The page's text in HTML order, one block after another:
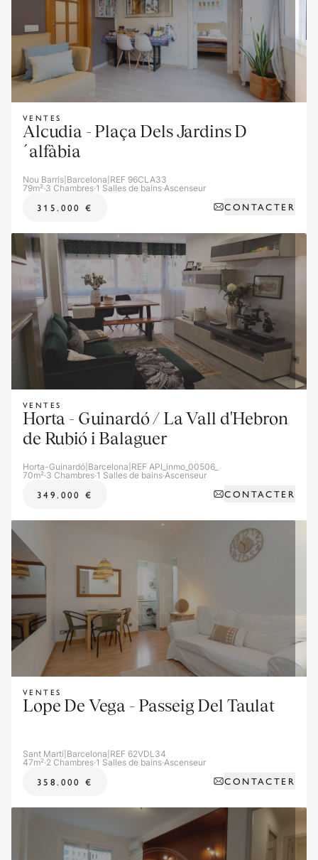
VENTES
Alcudia - Plaça Dels Jardins D
´alfàbia
Nou Barris|Barcelona|REF 96CLA33
79m²·3 Chambres·1 Salles de bains·Ascenseur
315.000 € CONTACTER
VENTES
Horta - Guinardó / La Vall d'Hebron
de Rubió i Balaguer
Horta-Guinardó|Barcelona|REF API_inmo_00506_
70m²·3 Chambres·1 Salles de bains·Ascenseur
349.000 € CONTACTER
VENTES
Lope De Vega - Passeig Del Taulat
Sant Martí|Barcelona|REF 62VDL34
47m²·2 Chambres·1 Salles de bains·Ascenseur
358.000 € CONTACTER